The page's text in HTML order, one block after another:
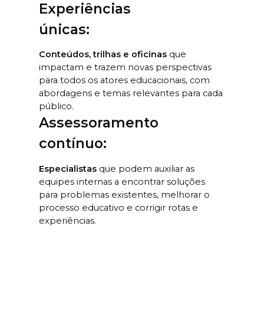
Experiências
únicas:
Conteúdos, trilhas e oficinas que
impactam e trazem novas perspectivas
para todos os atores educacionais, com
abordagens e temas relevantes para cada
público.
Assessoramento
contínuo:
Especialistas que podem auxiliar as
equipes internas a encontrar soluções
para problemas existentes, melhorar o
processo educativo e corrigir rotas e
experiências.